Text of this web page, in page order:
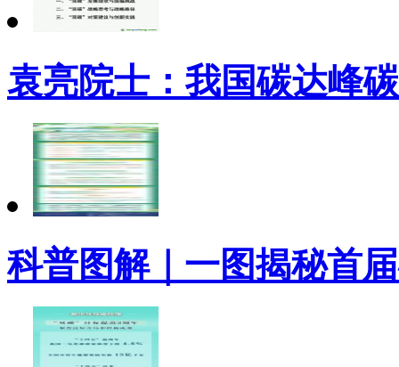
袁亮院士：我国碳达峰
科普图解｜一图揭秘首